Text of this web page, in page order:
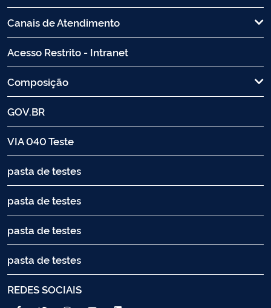
Canais de Atendimento
Acesso Restrito - Intranet
Composição
GOV.BR
VIA 040 Teste
pasta de testes
pasta de testes
pasta de testes
pasta de testes
REDES SOCIAIS